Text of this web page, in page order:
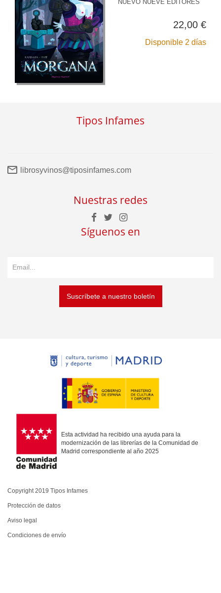
NUEVO NUEVE EDITORES
22,00 €
Disponible 2 días
Tipos Infames
librosyvinos@tiposinfames.com
Nuestras redes
Síguenos en
Suscríbete a nuestro boletín
Esta actividad ha recibido una ayuda para la
modernización de las librerías de la Comunidad de
Madrid correspondiente al año 2025
Copyright 2019 Tipos Infames
Protección de datos
Aviso legal
Condiciones de envío